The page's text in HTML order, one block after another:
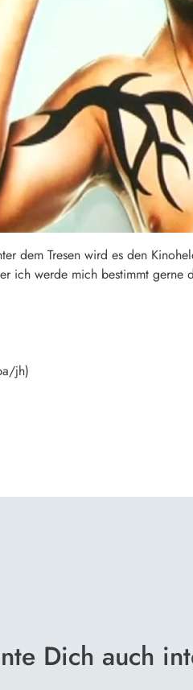
dem Tresen wird es den
ich werde mich bestimmt gerne
jh)
Dich auch